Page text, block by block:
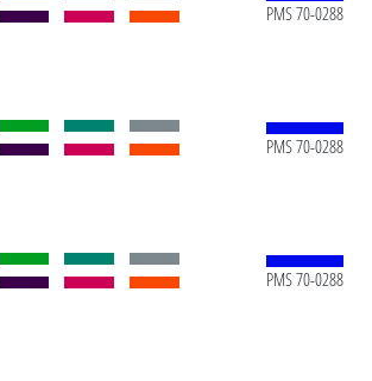
PMS 70-0288
PMS 70-0288
PMS 70-0288